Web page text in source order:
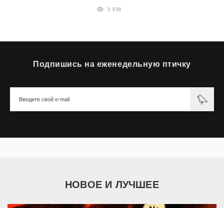
3 938
Подпишись на еженедельную птичку
НОВОЕ И ЛУЧШЕЕ